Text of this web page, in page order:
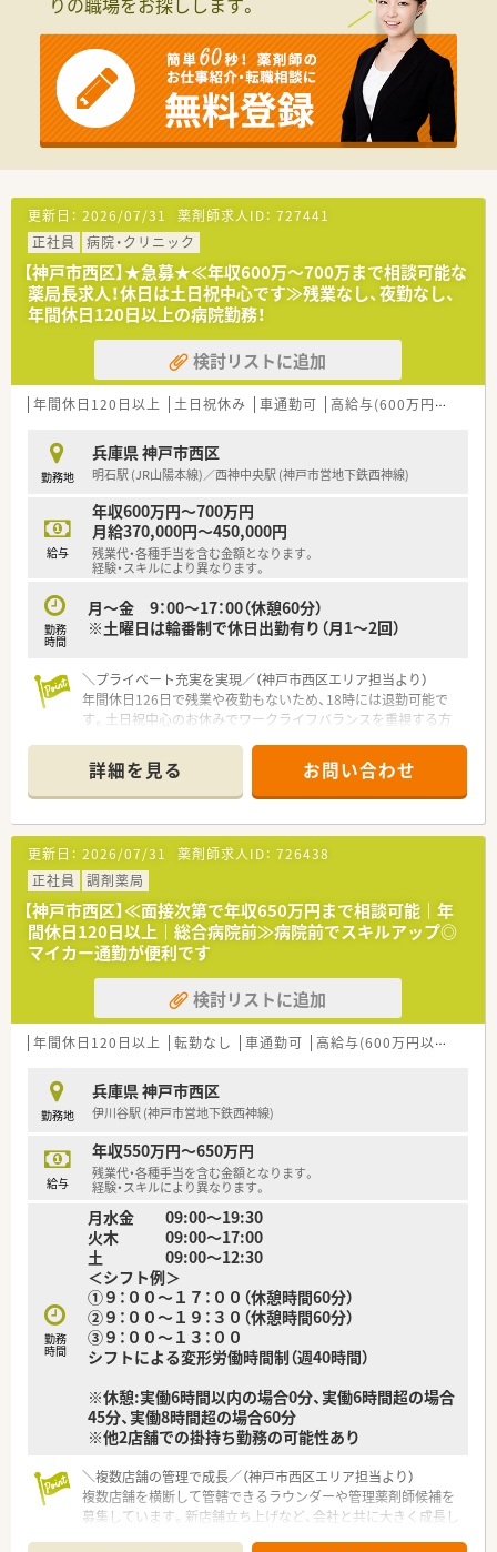
在宅医療にも積極的に取り組んでおります。
【法人特徴について】
■兵庫県と大阪府を中心にグループで100店舗以上を展開して
おり、地域医療を確実にサポートしています。
■ドラッグストアやクリニックと連携した三位一体の体制を築
き、患者様に適切なアドバイスを提供しています。
■かかりつけ薬局として管理栄養士による栄養指導や在宅訪問
にも取り組み、地域に根ざした運営を行っています。
【求人情報について】
■年間休日は120日以上確保されており、年に7日連続で休みが
取得できるリフレッシュ休暇制度もあります。
■ご実家から15キロ以上離れた場所での一人暮らしの方には、
月額5万円の充実した住宅手当が支給されます。
■給与はご経験やスキルを考慮して450万円から600万円で設定
されており、充実した各種手当も魅力です。
【勤務実態について】
■正社員の場合の通勤時間は片道60分程度を目安に配属店舗が
決定されるため、無理なく通うことができます。
うなど、柔軟で働きやすい体制を整えています。
■平均処方箋処理枚数は1人あたり30名程度と忙しい環境です
が、その分確かな経験を積むことが可能です。
更新日： 2026/07/31 薬剤師求人ID： 727441
正社員
病院・クリニック
【神戸市西区】★急募★≪年収600万～700万まで相談可能な
薬局長求人！休日は土日祝中心です≫残業なし、夜勤なし、
年間休日120日以上の病院勤務！
検討リストに追加
年間休日120日以上 土日祝休み 車通勤可 高給与(600万円以上)
勤務地
兵庫県 神戸市西区
明石駅 (JR山陽本線)／西神中央駅 (神戸市営地下鉄西神線)
給与
年収600万円～700万円
月給370,000円～450,000円
残業代・各種手当を含む金額となります。
経験・スキルにより異なります。
勤務
時間
月～金 9：00～17：00（休憩60分）
※土曜日は輪番制で休日出勤有り（月1～2回）
＼プライベート充実を実現／（神戸市西区エリア担当より）
年間休日126日で残業や夜勤もないため、18時には退勤可能で
す。土日祝中心のお休みでワークライフバランスを重視する方
【店舗情報と応需状況について】
■兵庫県神戸市西区に位置し、緑豊かで穏やかな環境に恵まれた
心療内科や精神科を標榜する病院内の薬局です。
■最寄り駅からはバスでの通勤となりますが、車通勤も可能とな
っているためご自身の通いやすい方法を選べます。
■入院されている患者様の半数程度が認知症を患っており、精神
科領域における専門的な知識が求められる環境です。
【法人特徴について】
■関西エリアを拠点として複数の医療法人や社会福祉法人など
を展開し、多数のベッド数を擁する大規模グループです。
■創立から長い歴史を持ち、立場や境遇に関わらず命の尊さを守
るという揺るぎない信念を大切に運営されています。
■病院だけでなく介護老人保健施設や訪問看護ステーションな
【求人情報について】
■薬局長候補として年収600万円から700万円という高水準の給
与が設定されており、経験やスキルを高く評価します。
■週休2日制を採用しており、年間休日数は126日と非常に多い
ため、仕事とプライベートの充実が図れる求人です。
■賞与は年2回支給され、時間外手当や家族手当といった手当項
目も充実しているため安定した収入が期待できます。
【勤務実態について】
■開局時間は月曜日から土曜日の17時までとなっており、夜勤
の発生は一切なく健康的な生活リズムを維持できます。
■残業は基本的に発生しないため、終業後すぐに帰宅することが
可能であり18時までには自宅へ戻ることもできます。
■お休みは日曜日と祝日を中心としていますが、当番制による出
詳細を見る お問い合わせ
更新日： 2026/07/31 薬剤師求人ID： 726438
正社員
調剤薬局
【神戸市西区】≪面接次第で年収650万円まで相談可能｜年
間休日120日以上｜総合病院前≫病院前でスキルアップ◎
マイカー通勤が便利です
検討リストに追加
年間休日120日以上 転勤なし 車通勤可 高給与(600万円以上)
勤務地
兵庫県 神戸市西区
伊川谷駅 (神戸市営地下鉄西神線)
給与
年収550万円～650万円
残業代・各種手当を含む金額となります。
経験・スキルにより異なります。
勤務
時間
月水金 09:00～19:30
火木 09:00～17:00
土 09:00～12:30
＜シフト例＞
①９：００～１７：００（休憩時間60分）
②９：００～１９：３０（休憩時間60分）
③９：００～１３：００
シフトによる変形労働時間制（週40時間）
※休憩:実働6時間以内の場合0分、実働6時間超の場合
45分、実働8時間超の場合60分
※他2店舗での掛持ち勤務の可能性あり
＼複数店舗の管理で成長／（神戸市西区エリア担当より）
複数店舗を横断して管轄できるラウンダーや管理薬剤師候補を
募集しています。新店舗立ち上げなど、会社と共に大きく成長し